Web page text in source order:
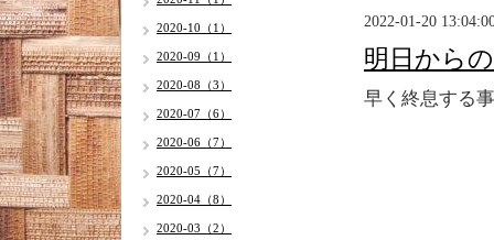
2022-01-20
明日から
早く終息する
2020-10（1）
2020-09（1）
2020-08（3）
2020-07（6）
2020-06（7）
2020-05（7）
2020-04（8）
2020-03（2）